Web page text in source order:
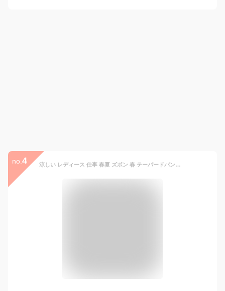
no. 4 涼しい レディース 仕事 春夏 ズボン 春 テーパードパンツ 紫外線カット事務服 春夏用 ボトムス パンツ ウエストゴム 春夏 夏 通勤 ロングパンツ おしゃれ オフィス ストレッチ 体型カバー 洗える 大きいサイズ